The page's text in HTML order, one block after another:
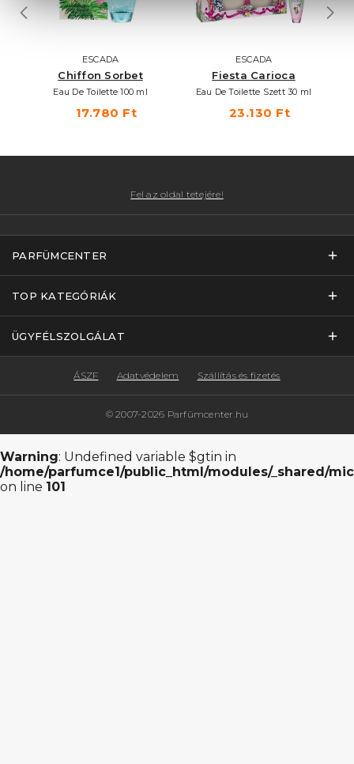
ESCADA
Chiffon Sorbet
Eau De Toilette 100 ml
17.780 Ft
ESCADA
Fiesta Carioca
Eau De Toilette Szett 30 ml
23.130 Ft
Fel az oldal tetejére!
PARFÜMCENTER
TOP KATEGÓRIÁK
ÜGYFÉLSZOLGÁLAT
© 2007-2026 Parfümcenter.hu
ÁSZF Adatvédelem Szállítás és fizetés
Warning: Undefined variable $gtin in
/home/parfumce1/public_html/modules/_shared/
on line 101